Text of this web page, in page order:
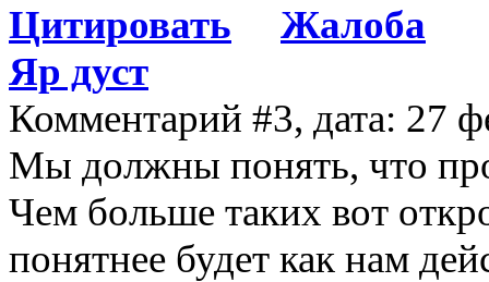
Цитировать
Жалоба
Яр дуст
Комментарий #3, дата: 27
Мы должны понять, что
Чем больше таких вот
понятнее будет как нам